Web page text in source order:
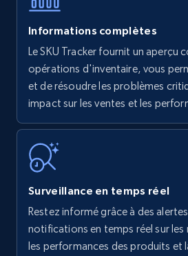
Informations complètes
Le SKU Tracker fournit un aperçu
opérations d'inventaire, vous
et de résoudre les problèmes
impact sur les ventes et les
Surveillance en temps réel
Restez informé grâce à des
notifications en temps réel sur les
les performances des produits et